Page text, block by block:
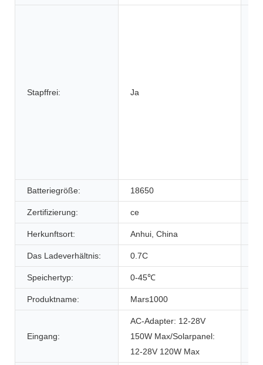
Stapffrei: Ja
Batteriegröße: 18650
Zertifizierung: ce
Herkunftsort: Anhui, China
Das Ladeverhältnis: 0.7C
Speichertyp: 0-45℃
Produktname: Mars1000
Eingang:
AC-Adapter: 12-28V
150W Max/Solarpanel:
12-28V 120W Max